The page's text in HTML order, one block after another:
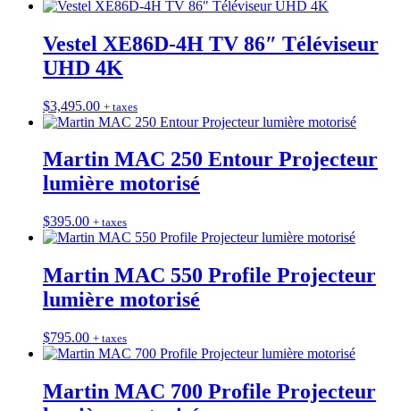
Vestel XE86D-4H TV 86″ Téléviseur
UHD 4K
$3,495.00 + taxes
Martin MAC 250 Entour Projecteur
lumière motorisé
$395.00 + taxes
Martin MAC 550 Profile Projecteur
lumière motorisé
$795.00 + taxes
Martin MAC 700 Profile Projecteur